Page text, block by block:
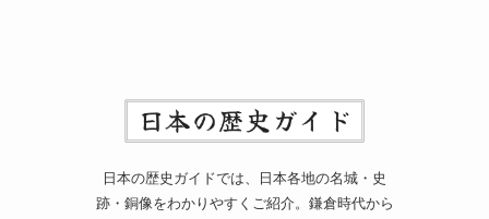
日本の歴史ガイドでは、日本各地の名城・史
跡・銅像をわかりやすくご紹介。鎌倉時代から